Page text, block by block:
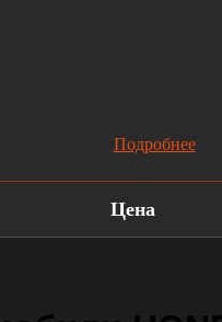
Подробнее
Цена